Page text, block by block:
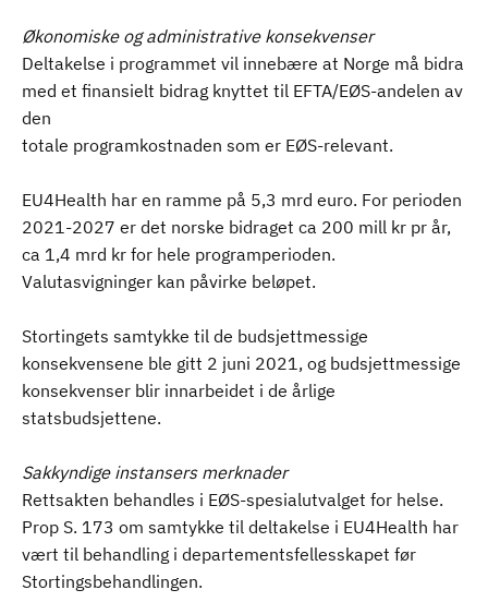
Økonomiske og administrative konsekvenser
Deltakelse i programmet vil innebære at Norge må bidra
med et finansielt bidrag knyttet til EFTA/EØS-andelen av
den
totale programkostnaden som er EØS-relevant.
EU4Health har en ramme på 5,3 mrd euro. For perioden
2021-2027 er det norske bidraget ca 200 mill kr pr år,
ca 1,4 mrd kr for hele programperioden.
Valutasvigninger kan påvirke beløpet.
Stortingets samtykke til de budsjettmessige
konsekvensene ble gitt 2 juni 2021, og budsjettmessige
konsekvenser blir innarbeidet i de årlige
statsbudsjettene.
Sakkyndige instansers merknader
Rettsakten behandles i EØS-spesialutvalget for helse.
Prop S. 173 om samtykke til deltakelse i EU4Health har
vært til behandling i departementsfellesskapet før
Stortingsbehandlingen.